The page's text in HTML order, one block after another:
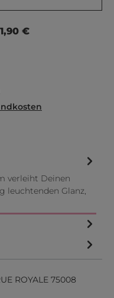
€
verleiht Deinen
leuchtenden Glanz,
ROYALE 75008